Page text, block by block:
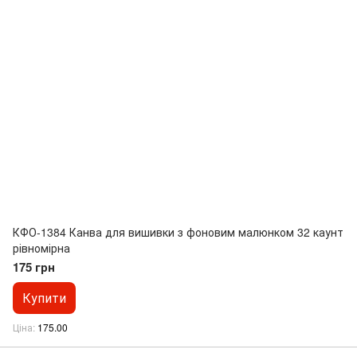
КФО-1384 Канва для вишивки з фоновим малюнком 32 каунт
рівномірна
175 грн
Купити
Ціна 175.00